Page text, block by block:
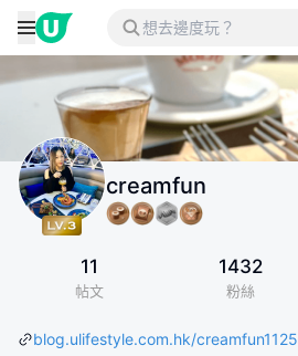
creamfun
11
帖文
1432
粉絲
blog.ulifestyle.com.hk/creamfun1125